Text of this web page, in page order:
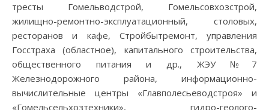
тресты Гомельводстрой, Гомельсовхозстрой,
жилищно-ремонтно-эксплуатационный, столовых,
ресторанов и кафе, Стройбытремонт, управления
Госстраха (областное), капитального строительства,
общественного питания и др., ЖЭУ №7
Железнодорожного района, информационно-
вычислительные центры «Главполесьеводстроя» и
«Гомельсельхозтехники», гидро-геолого-